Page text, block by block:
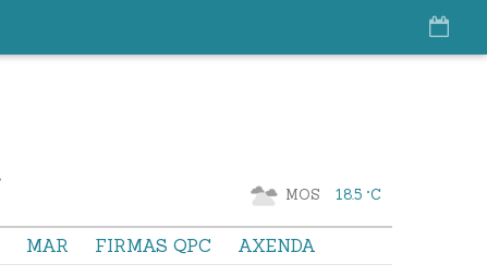
MOS 18.5 °C
MAR FIRMAS QPC AXENDA